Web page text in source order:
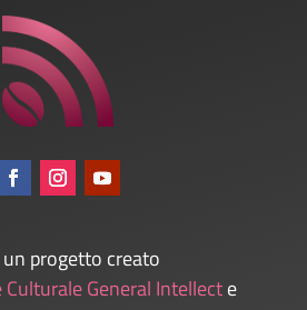
progetto creato
General Intellecte